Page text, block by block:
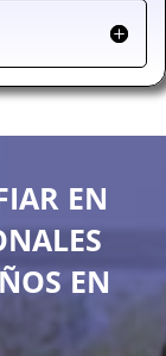
EN
EN